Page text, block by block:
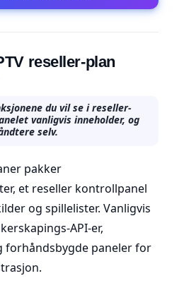
reseller-plan
du vil se i reseller-
vanligvis inneholder, og
selv.
pakker
et reseller kontrollpanel
og spillelister. Vanligvis
API-er,
forhåndsbygde paneler for